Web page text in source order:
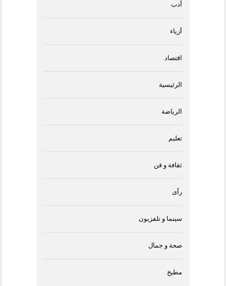
أدب
أزياء
اقتصاد
الرئيسية
الرياضة
تعليم
ثقافة و فن
رأى
سينما و تلفزيون
صحة و جمال
مطبخ